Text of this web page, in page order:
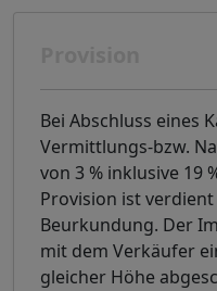
Bei Abschluss eines
Vermittlungs-bzw.
von 3 % inklusive 19
Provision ist
Beurkundung. Der
mit dem Verkäufer
gleicher Höhe